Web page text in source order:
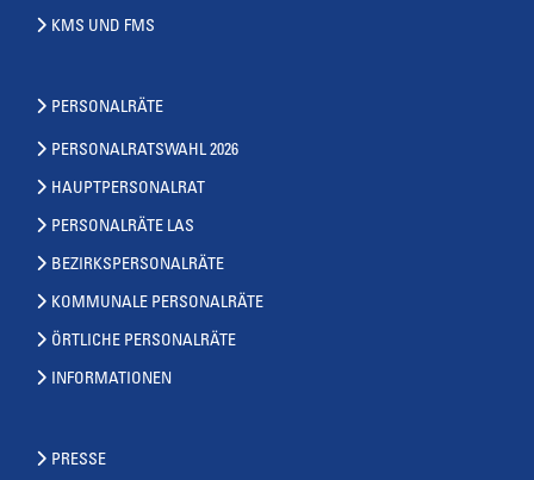
KMS UND FMS
PERSONALRÄTE
PERSONALRATSWAHL 2026
HAUPTPERSONALRAT
PERSONALRÄTE LAS
BEZIRKSPERSONALRÄTE
KOMMUNALE PERSONALRÄTE
ÖRTLICHE PERSONALRÄTE
INFORMATIONEN
PRESSE